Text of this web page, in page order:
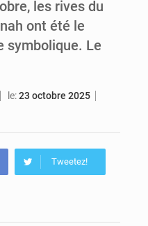
Forces Vives en Guinée : la coalition critique la gestion de Mamadi Doumbouya
les rives du
ont été le
symbolique. Le
le:23 octobre 2025
Tweetez!